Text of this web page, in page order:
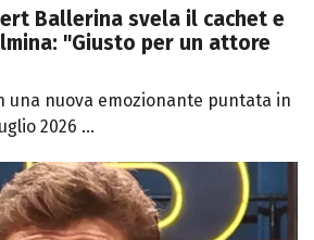
Ballerina svela il cachet e
"Giusto per un attore
una nuova emozionante puntata in
2026 ...